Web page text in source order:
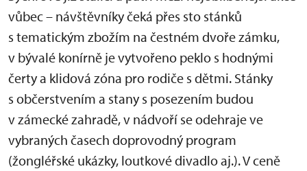
vůbec – návštěvníky čeká přes sto stánků
s tematickým zbožím na čestném dvoře zámku,
v bývalé konírně je vytvořeno peklo s hodnými
čerty a klidová zóna pro rodiče s dětmi. Stánky
s občerstvením a stany s posezením budou
v zámecké zahradě, v nádvoří se odehraje ve
vybraných časech doprovodný program
(žongléřské ukázky, loutkové divadlo aj.). V ceně